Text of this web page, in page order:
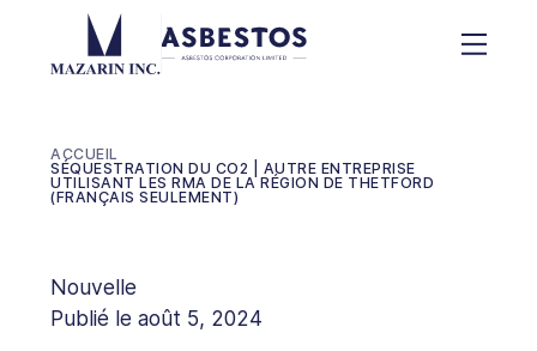
ACCUEIL
SÉQUESTRATION DU CO2 | AUTRE ENTREPRISE
UTILISANT LES RMA DE LA RÉGION DE THETFORD
(FRANÇAIS SEULEMENT)
Nouvelle
Publié le août 5, 2024